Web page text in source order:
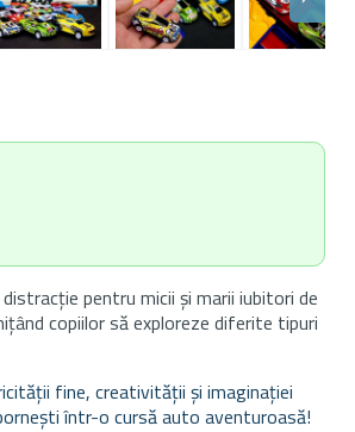
pentru micii și marii iubitori de
copiilor să exploreze diferite tipuri
fine, creativității și imaginației
într-o cursă auto aventuroasă!